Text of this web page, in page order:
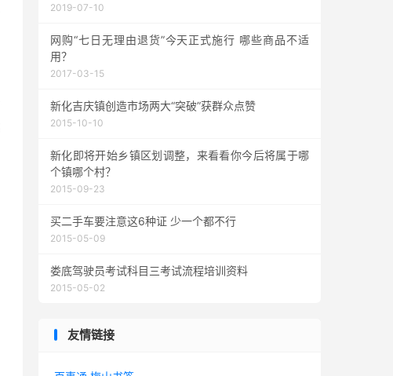
2019-07-10
网购“七日无理由退货”今天正式施行 哪些商品不适
用？
2017-03-15
新化吉庆镇创造市场两大“突破”获群众点赞
2015-10-10
新化即将开始乡镇区划调整，来看看你今后将属于哪
个镇哪个村？
2015-09-23
买二手车要注意这6种证 少一个都不行
2015-05-09
娄底驾驶员考试科目三考试流程培训资料
2015-05-02
友情链接